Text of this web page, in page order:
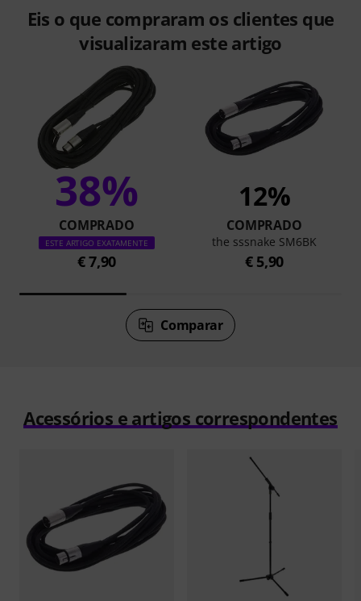
Eis o que compraram os clientes que
visualizaram este artigo
38%
COMPRADO
ESTE ARTIGO EXATAMENTE
€ 7,90
12%
COMPRADO
the sssnake SM6BK
€ 5,90
Comparar
Acessórios e artigos correspondentes